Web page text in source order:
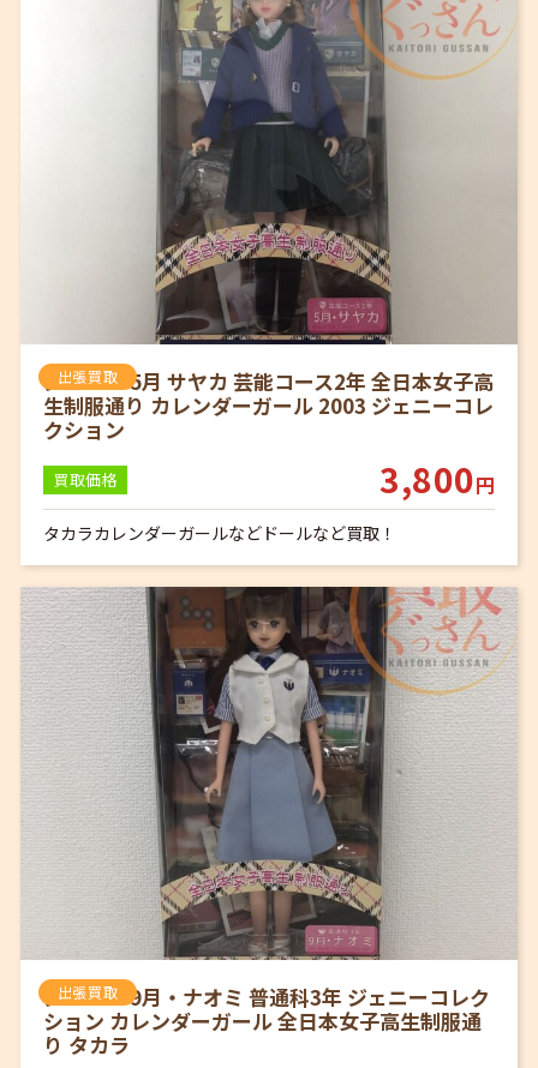
出張買取
ジェニー 5月 サヤカ 芸能コース2年 全日本女子高
生制服通り カレンダーガール 2003 ジェニーコレ
クション
買取価格 3,800円
タカラカレンダーガールなどドールなど買取！
出張買取
ジェニー 9月・ナオミ 普通科3年 ジェニーコレク
ション カレンダーガール 全日本女子高生制服通
り タカラ